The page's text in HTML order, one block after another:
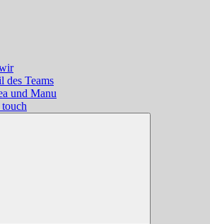
des Teams
und Manu